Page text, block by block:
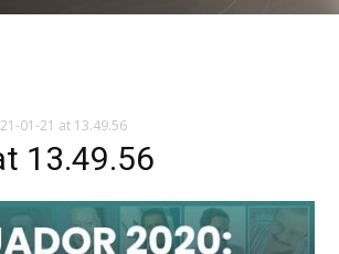
01-21 at 13.49.56
13.49.56